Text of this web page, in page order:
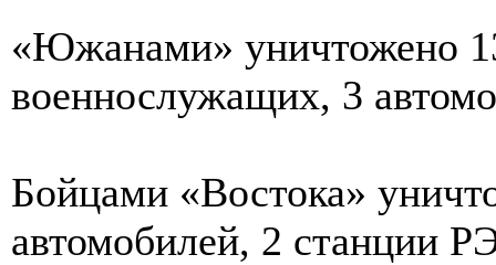
«Южанами» уничтожено
военнослужащих, 3
Бойцами «Востока»
автомобилей, 2 станции